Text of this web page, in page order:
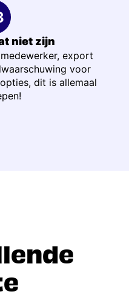
niet zijn
export
voor
dit is allemaal